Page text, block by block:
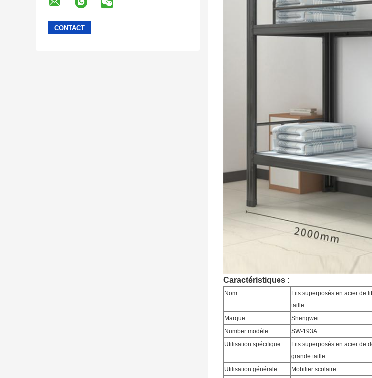
Caractéristiques :
Nom
Lits superposés en acier de
taille
Marque
Shengwei
Number modèle
SW-193A
Utilisation spécifique :
Lits superposés en acier de
grande taille
Utilisation générale :
Mobilier scolaire